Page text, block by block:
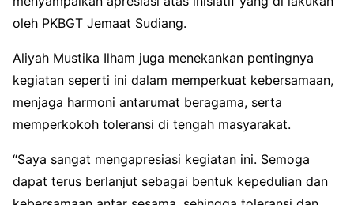
oleh PKBGT Jemaat Sudiang.
Aliyah Mustika Ilham juga menekankan pentingnya
kegiatan seperti ini dalam memperkuat kebersamaan,
menjaga harmoni antarumat beragama, serta
memperkokoh toleransi di tengah masyarakat.
“Saya sangat mengapresiasi kegiatan ini. Semoga
dapat terus berlanjut sebagai bentuk kepedulian dan